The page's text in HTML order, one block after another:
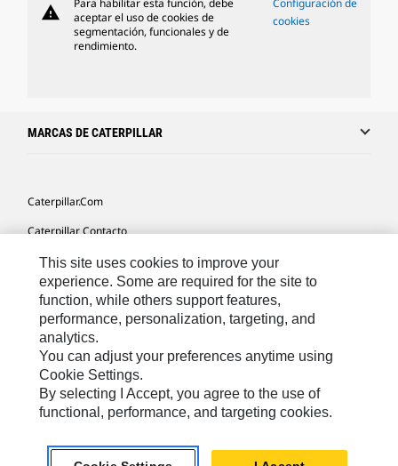
warning
Para habilitar esta función, debe
aceptar el uso de cookies de
segmentación, funcionales y de
rendimiento.
Configuración de
cookies
MARCAS DE CATERPILLAR
Caterpillar.com
Caterpillar Contacto
Mis Preferencias De Marketing
Site Map
Cookie Settings
Legal
Privacy
US- Español© 2026 Caterpillar. Todos los derechos reservados.
This site uses cookies to improve your
experience. Some are required for the site to
function, while others support features,
performance, personalization, targeting, and
analytics.
You can adjust your preferences anytime using
Cookie Settings.
By selecting I Accept, you agree to the use of
functional, performance, and targeting cookies.